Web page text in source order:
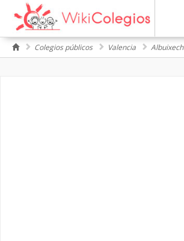
Colegios públicos Valencia Albuixech